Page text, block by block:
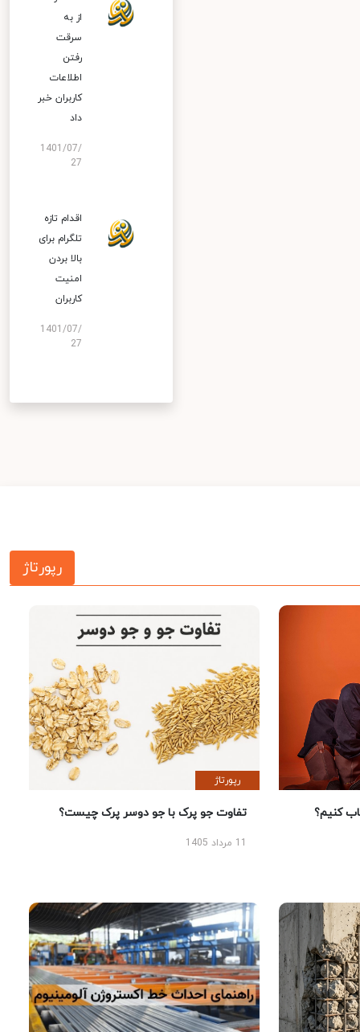
از به
سرقت
رفتن
اطلاعات
کاربران خبر
داد
1401/07/
27
اقدام تازه
تلگرام برای
بالا بردن
امنیت
کاربران
1401/07/
27
رپورتاژ
کنیم؟
رپورتاژ
تفاوت جو پرک با جو دوسر پرک چیست؟